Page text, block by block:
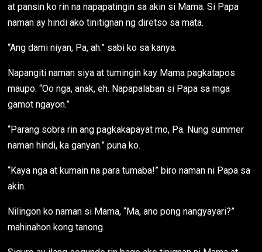
at pansin ko rin na napapatingin sa akin si Mama. Si Papa
naman ay hindi ako tinitignan ng diretso sa mata.
“Ang dami niyan, Pa, ah.” sabi ko sa kanya.
Napangiti naman siya at tumingin kay Mama pagkatapos
maupo. “Oo nga, anak, eh. Napapalaban si Papa sa mga
gamot ngayon.”
“Parang sobra rin ang pagkakapayat mo, Pa. Nung summer
naman hindi, ka ganyan.” puna ko.
“Kaya nga at kumain na para tumaba!” biro naman ni Papa sa
akin.
Nilingon ko naman si Mama, “Ma, ano pong nangyayari?”
mahinahon kong tanong.